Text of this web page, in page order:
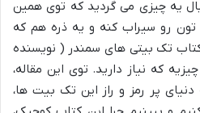
یه چیزی می گردید که توی همین
رو سیراب کنه و یه ذره هم که
کتاب تک بیتی های سمندر ( نویسنده
که نیاز دارید. توی این مقاله،
پر رمز و راز این تک بیت ها،